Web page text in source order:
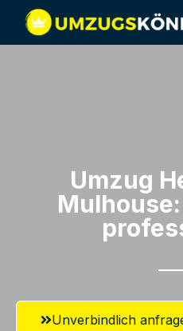
Umzug
Unverbindlich